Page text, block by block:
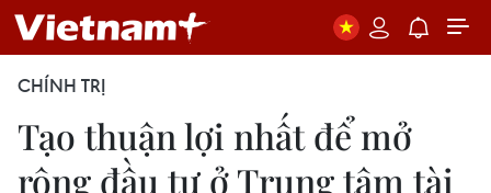
CHÍNH TRỊ
Tạo thuận lợi nhất để mở
rộng đầu tư ở Trung tâm tài